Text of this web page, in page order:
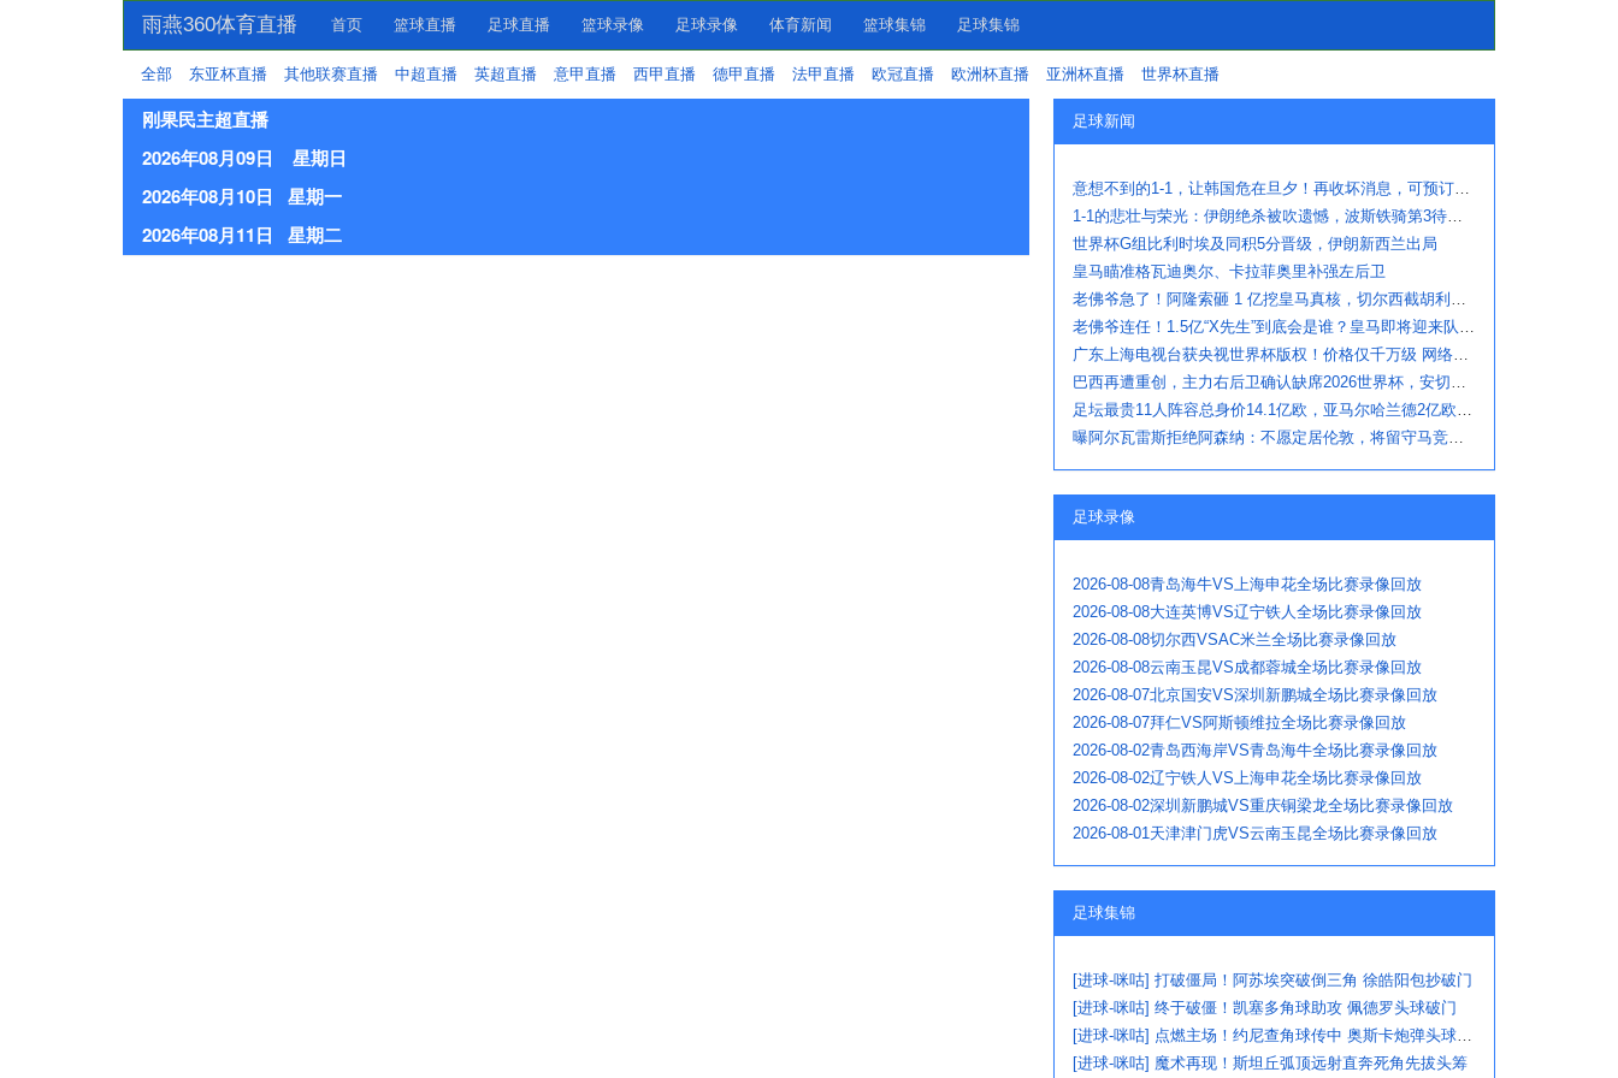
雨燕360体育直播 首页 篮球直播 足球直播 篮球录像 足球录像 体育新闻 篮球集锦 足球集锦
全部 东亚杯直播 其他联赛直播 中超直播 英超直播 意甲直播 西甲直播 德甲直播 法甲直播 欧冠直播 欧洲杯直播 亚洲杯直播 世界杯直播
刚果民主超直播
2026年08月09日 星期日
2026年08月10日 星期一
2026年08月11日 星期二
足球新闻
意想不到的1-1，让韩国危在旦夕！再收坏消息，可预订机票回国了
1-1的悲壮与荣光：伊朗绝杀被吹遗憾，波斯铁骑第3待命，埃及出线
世界杯G组比利时埃及同积5分晋级，伊朗新西兰出局
皇马瞄准格瓦迪奥尔、卡拉菲奥里补强左后卫
老佛爷急了！阿隆索砸 1 亿挖皇马真核，切尔西截胡利物浦阿森纳
老佛爷连任！1.5亿“X先生”到底会是谁？皇马即将迎来队史最高身价球
广东上海电视台获央视世界杯版权！价格仅千万级 网络平台却花了16亿
巴西再遭重创，主力右后卫确认缺席2026世界杯，安切洛蒂作出回应
足坛最贵11人阵容总身价14.1亿欧，亚马尔哈兰德2亿欧领衔
曝阿尔瓦雷斯拒绝阿森纳：不愿定居伦敦，将留守马竞冲刺世界杯
足球录像
2026-08-08青岛海牛VS上海申花全场比赛录像回放
2026-08-08大连英博VS辽宁铁人全场比赛录像回放
2026-08-08切尔西VSAC米兰全场比赛录像回放
2026-08-08云南玉昆VS成都蓉城全场比赛录像回放
2026-08-07北京国安VS深圳新鹏城全场比赛录像回放
2026-08-07拜仁VS阿斯顿维拉全场比赛录像回放
2026-08-02青岛西海岸VS青岛海牛全场比赛录像回放
2026-08-02辽宁铁人VS上海申花全场比赛录像回放
2026-08-02深圳新鹏城VS重庆铜梁龙全场比赛录像回放
2026-08-01天津津门虎VS云南玉昆全场比赛录像回放
足球集锦
[进球-咪咕] 打破僵局！阿苏埃突破倒三角 徐皓阳包抄破门
[进球-咪咕] 终于破僵！凯塞多角球助攻 佩德罗头球破门
[进球-咪咕] 点燃主场！约尼查角球传中 奥斯卡炮弹头球破门
[进球-咪咕] 魔术再现！斯坦丘弧顶远射直奔死角先拔头筹